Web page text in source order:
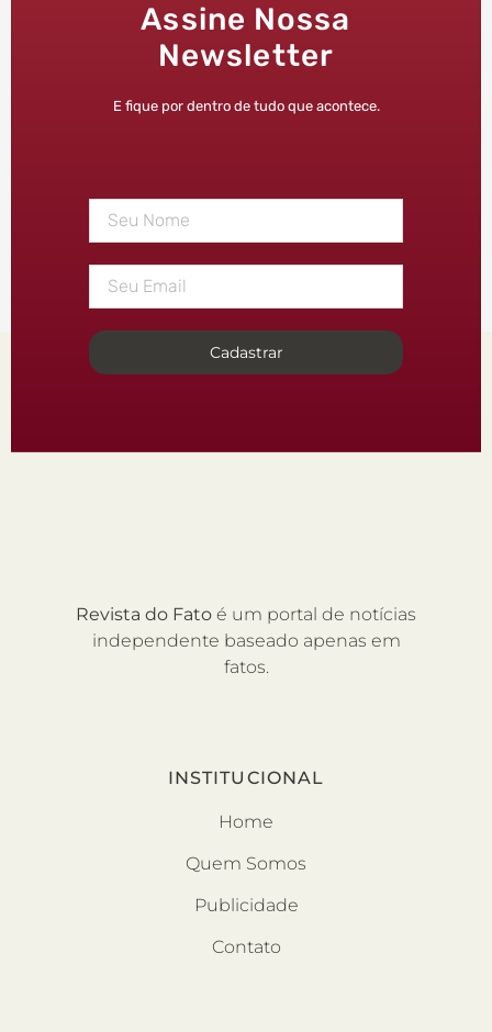
Assine Nossa
Newsletter
E fique por dentro de tudo que acontece.
Cadastrar
Revista do Fato é um portal de notícias
independente baseado apenas em
fatos.
INSTITUCIONAL
Home
Quem Somos
Publicidade
Contato